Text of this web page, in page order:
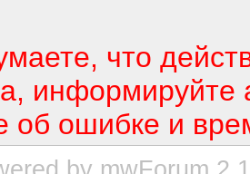
что
информируйте
об ошибке и